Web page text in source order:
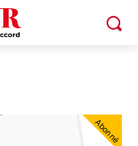
Abonné